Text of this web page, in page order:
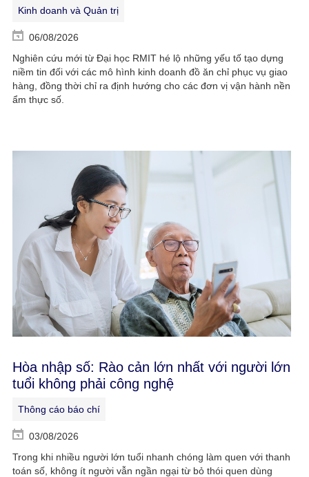
Kinh doanh và Quản trị
06/08/2026
Nghiên cứu mới từ Đại học RMIT hé lộ những yếu tố tạo dựng
niềm tin đối với các mô hình kinh doanh đồ ăn chỉ phục vụ giao
hàng, đồng thời chỉ ra định hướng cho các đơn vị vận hành nền
ẩm thực số.
Hòa nhập số: Rào cản lớn nhất với người lớn
tuổi không phải công nghệ
Thông cáo báo chí
03/08/2026
Trong khi nhiều người lớn tuổi nhanh chóng làm quen với thanh
toán số, không ít người vẫn ngần ngại từ bỏ thói quen dùng